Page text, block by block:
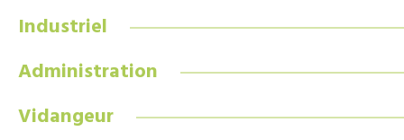
Industriel
Administration
Vidangeur